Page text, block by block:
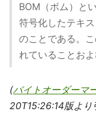
BOM（ボム）と
符号化したテキ
のことである。
れていることお
(バイトオーダーマ
20T15:26:14‎版より